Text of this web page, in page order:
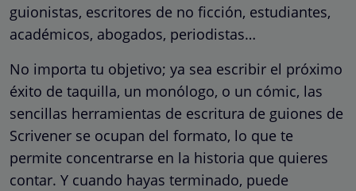
guionistas, escritores de no ficción, estudiantes,
académicos, abogados, periodistas…
No importa tu objetivo; ya sea escribir el próximo
éxito de taquilla, un monólogo, o un cómic, las
sencillas herramientas de escritura de guiones de
Scrivener se ocupan del formato, lo que te
permite concentrarse en la historia que quieres
contar. Y cuando hayas terminado, puede